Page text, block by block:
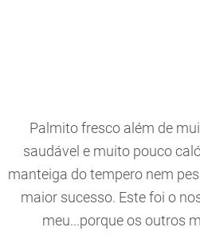
Palmito fresco além de
saudável e muito pouco
manteiga do tempero nem
maior sucesso. Este foi o
meu...porque os outros